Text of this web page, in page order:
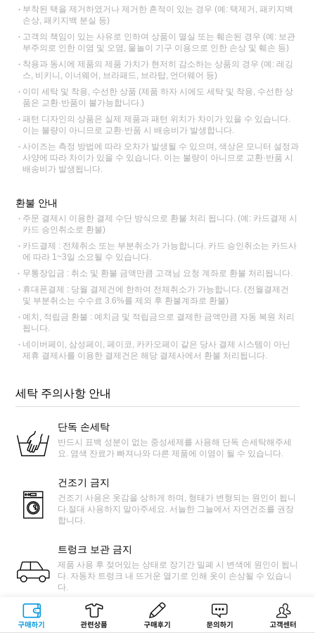
구매하기 관련상품 상품후기 문의하기 고객센터
부착된 택을 제거하였거나 제거한 흔적이 있는 경우 (예: 택제거, 패키지백
손상, 패키지백 분실 등)
고객의 책임이 있는 사유로 인하여 상품이 멸실 또는 훼손된 경우 (예: 보관
부주의로 인한 이염 및 오염, 물놀이 기구 이용으로 인한 손상 및 훼손 등)
착용과 동시에 제품의 제품 가치가 현저히 감소하는 상품의 경우 (예: 레깅
스, 비키니, 이너웨어, 브라패드, 브라탑, 언더웨어 등)
이미 세탁 및 착용, 수선한 상품 (제품 하자 시에도 세탁 및 착용, 수선한 상
품은 교환·반품이 불가능합니다.)
패턴 디자인의 상품은 실제 제품과 패턴 위치가 차이가 있을 수 있습니다.
이는 불량이 아니므로 교환·반품 시 배송비가 발생합니다.
사이즈는 측정 방법에 따라 오차가 발생될 수 있으며, 색상은 모니터 설정과
사양에 따라 차이가 있을 수 있습니다. 이는 불량이 아니므로 교환·반품 시
배송비가 발생됩니다.
환불 안내
주문 결제시 이용한 결제 수단 방식으로 환불 처리 됩니다. (예: 카드결제 시
카드 승인취소로 환불)
카드결제 : 전체취소 또는 부분취소가 가능합니다. 카드 승인취소는 카드사
에 따라 1~3일 소요될 수 있습니다.
무통장입금 : 취소 및 환불 금액만큼 고객님 요청 계좌로 환불 처리됩니다.
휴대폰결제 : 당월 결제건에 한하여 전체취소가 가능합니다. (전월결제건
및 부분취소는 수수료 3.6%를 제외 후 환불계좌로 환불)
예치, 적립금 환불 : 예치금 및 적립금으로 결제한 금액만큼 자동 복원 처리
됩니다.
네이버페이, 삼성페이, 페이코, 카카오페이 같은 당사 결제 시스템이 아닌
제휴 결제사를 이용한 결제건은 해당 결제사에서 환불 처리됩니다.
세탁 주의사항 안내
단독 손세탁
반드시 표백 성분이 없는 중성세제를 사용해 단독 손세탁해주세
요. 염색 잔료가 빠져나와 다른 제품에 이염이 될 수 있습니다.
건조기 금지
건조기 사용은 옷감을 상하게 하며, 형태가 변형되는 원인이 됩니
다.절대 사용하지 말아주세요. 서늘한 그늘에서 자연건조를 권장
합니다.
트렁크 보관 금지
제품 사용 후 젖어있는 상태로 장기간 밀폐 시 변색에 원인이 됩니
다. 자동차 트렁크 내 뜨거운 열기로 인해 옷이 손상될 수 있습니
다.
오일·선크림 주의